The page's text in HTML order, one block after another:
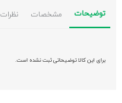
توضیحات مشخصات نظرات
برای این کالا توضیحاتی ثبت نشده است.